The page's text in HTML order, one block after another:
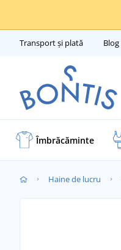
Transport și plată Blog
Îmbrăcăminte
Haine de lucru